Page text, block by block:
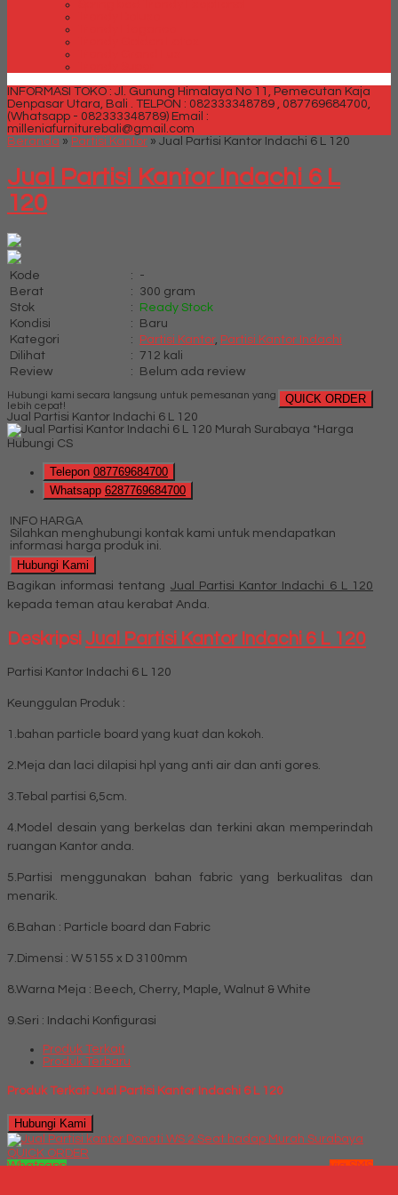
INFORMASI TOKO : Jl. Gunung Himalaya No 11, Pemecutan Kaja
Denpasar Utara, Bali . TELPON : 082333348789 , 087769684700,
(Whatsapp - 082333348789) Email :
milleniafurniturebali@gmail.com
Beranda » Partisi Kantor » Jual Partisi Kantor Indachi 6 L 120
Jual Partisi Kantor Indachi 6 L
120
Kode :
-
Berat
:
300 gram
Stok
:
Ready Stock
Kondisi
:
Baru
Kategori
: Partisi Kantor, Partisi Kantor Indachi
Dilihat
: 712 kali
Review
: Belum ada review
QUICK ORDER
Hubungi kami secara langsung untuk pemesanan yang
lebih cepat!
Jual Partisi Kantor Indachi 6 L 120
*Harga
Hubungi CS
Telepon 087769684700
Whatsapp 6287769684700
INFO HARGA
Silahkan menghubungi kontak kami untuk mendapatkan
informasi harga produk ini.
Hubungi Kami
Bagikan informasi tentang Jual Partisi Kantor Indachi 6 L 120
kepada teman atau kerabat Anda.
DeskripsiJual Partisi Kantor Indachi 6 L 120
Partisi Kantor Indachi 6 L 120
Keunggulan Produk :
1.bahan particle board yang kuat dan kokoh.
2.Meja dan laci dilapisi hpl yang anti air dan anti gores.
3.Tebal partisi 6,5cm.
4.Model desain yang berkelas dan terkini akan memperindah
ruangan Kantor anda.
5.Partisi menggunakan bahan fabric yang berkualitas dan
menarik.
6.Bahan : Particle board dan Fabric
7.Dimensi : W 5155 x D 3100mm
8.Warna Meja : Beech, Cherry, Maple, Walnut & White
9.Seri : Indachi Konfigurasi
Produk Terkait
Produk Terbaru
Produk Terkait Jual Partisi Kantor Indachi 6 L 120
Hubungi Kami
QUICK ORDER
Whatsapp
via SMS